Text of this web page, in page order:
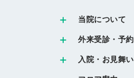
当院について
外来受診・予約
入院・お見舞い